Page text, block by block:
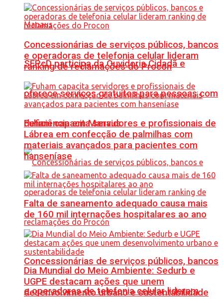
SEPcD participa da Ouvidoria Cidadã e
oferece serviços gratuitos para pessoas com
deficiência em Manaus
Concessionárias de serviços públicos, bancos
e operadoras de telefonia celular lideram
Concessionárias de serviços públicos, bancos
e operadoras de telefonia celular lideram
ranking de reclamações do Procon
Fuham capacita servidores e profissionais de
Lábrea em confecção de palmilhas com
materiais avançados para pacientes com
hanseníase
Falta de saneamento adequado causa mais
de 160 mil internações hospitalares ao ano
Dia Mundial do Meio Ambiente: Sedurb e
UGPE destacam ações que unem
desenvolvimento urbano e sustentabilidade